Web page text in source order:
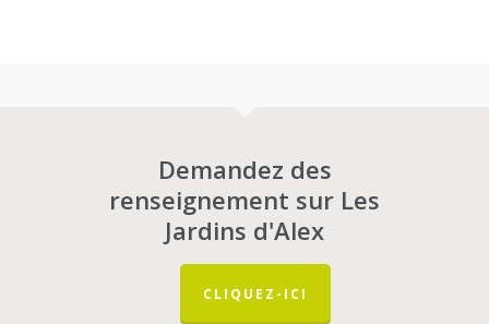
Demandez des
renseignement sur Les
Jardins d'Alex
CLIQUEZ-ICI